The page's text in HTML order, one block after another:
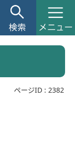
ページID : 2382